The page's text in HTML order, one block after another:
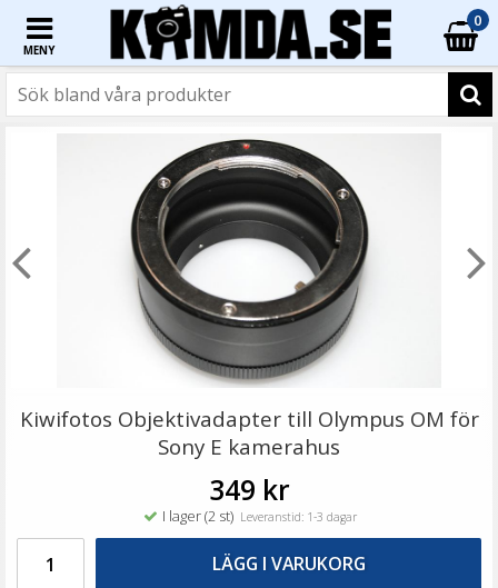
MENY
0
Bexin 2st D-ringskruvar 1/4-tum för snabbplatta
119 kr
LÄGG I VARUKORG
Kiwifotos Objektivadapter till Olympus OM för
Sony E kamerahus
349 kr
I lager (2 st) Leveranstid: 1-3 dagar
LÄGG I VARUKORG